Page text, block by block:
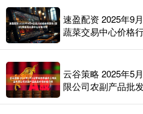
速盈配资 2025年9
蔬菜交易中心价格
云谷策略 2025年5
限公司农副产品批